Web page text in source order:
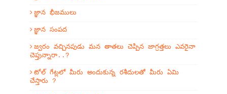
జ్ఞాన భీజములు
జ్ఞాన సంపద
జ్వరం వచ్చినపుడు మన తాతలు చెప్పిన జాగ్రత్తలు ఎవరైనా
చెప్తున్నారా..?
టోల్ గేట్లలో మీరు అందుకున్న రశీదులతో మీరు ఏమి
చేస్తారు ?